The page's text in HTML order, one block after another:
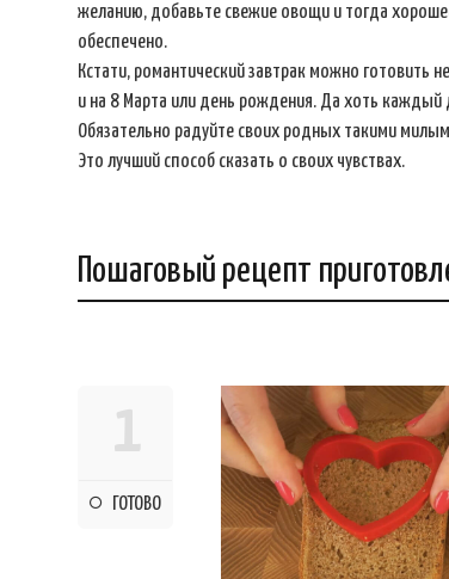
желанию, добавьте свежие овощи и тогда
обеспечено.
Кстати, романтический завтрак можно готовить
и на 8 Марта или день рождения. Да хоть каждый
Обязательно радуйте своих родных такими
Это лучший способ сказать о своих чувствах.
Пошаговый рецепт
1
ГОТОВО